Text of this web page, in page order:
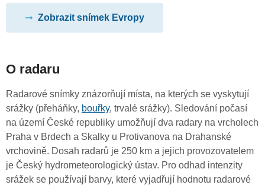
Zobrazit snímek Evropy
O radaru
Radarové snímky znázorňují místa, na kterých se vyskytují
srážky (přeháňky, bouřky, trvalé srážky). Sledování počasí
na území České republiky umožňují dva radary na vrcholech
Praha v Brdech a Skalky u Protivanova na Drahanské
vrchovině. Dosah radarů je 250 km a jejich provozovatelem
je Český hydrometeorologický ústav. Pro odhad intenzity
srážek se používají barvy, které vyjadřují hodnotu radarové